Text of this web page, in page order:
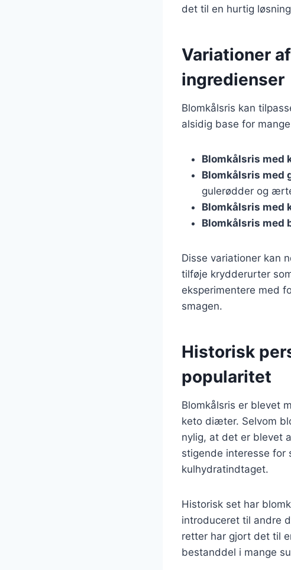
det til en hurtig
Variationer
ingredienser
Blomkålsris kan
alsidig base for
Blomkålsris med
Blomkålsris med
gulerødder og
Blomkålsris med
Blomkålsris med
Disse variationer kan
tilføje krydderurter
eksperimentere med
smagen.
Historisk
popularitet
Blomkålsris er blevet
keto diæter. Selvom
nylig, at det er blevet
stigende interesse for
kulhydratindtaget.
Historisk set har
introduceret til andre
retter har gjort det til
bestanddel i mange